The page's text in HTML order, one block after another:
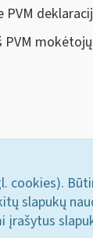
cookies).
slapukų